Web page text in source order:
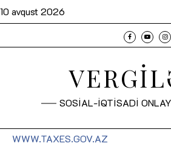
10 avqust 2026
SOSİAL-İQTİSADİ
WWW.TAXES.GOV.AZ